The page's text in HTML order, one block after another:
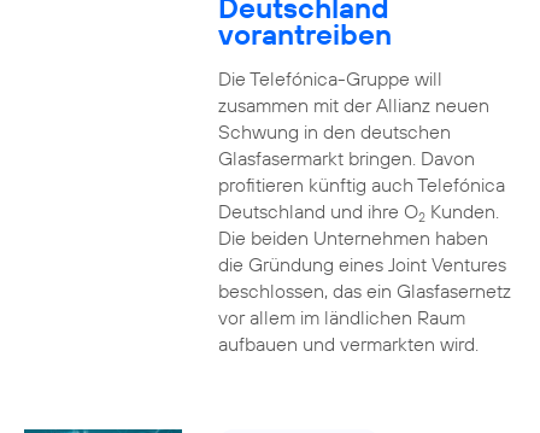
Deutschland
vorantreiben
Die Telefónica-Gruppe will
zusammen mit der Allianz neuen
Schwung in den deutschen
Glasfasermarkt bringen. Davon
profitieren künftig auch Telefónica
Deutschland und ihre O2Kunden.
Die beiden Unternehmen haben
die Gründung eines Joint Ventures
beschlossen, das ein Glasfasernetz
vor allem im ländlichen Raum
aufbauen und vermarkten wird.